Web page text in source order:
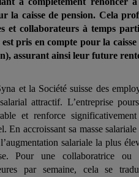
la caisse de pension. Cela
et collaborateurs à temps
pris en compte pour la caisse
assurant ainsi leur future
et la Société suisse des
attractif. L’entreprise
et renforce
En accroissant sa masse salariale
salariale la plus
Pour une collaboratrice ou
par semaine, cela se